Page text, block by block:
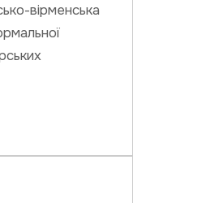
вірменська